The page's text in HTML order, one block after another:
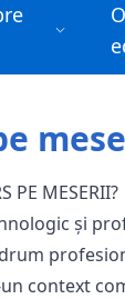
PE MESERII?
și
context